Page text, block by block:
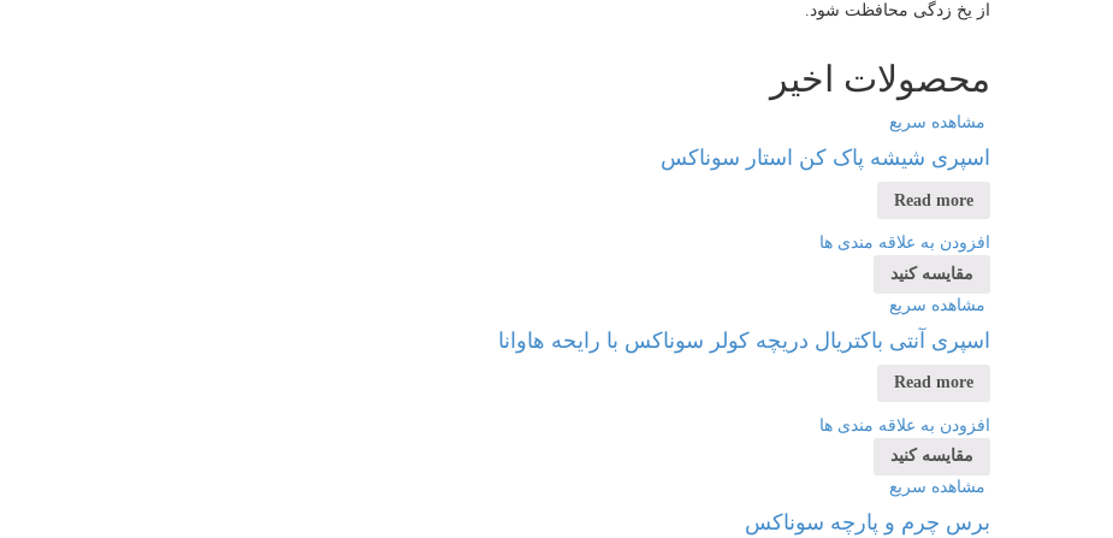
از یخ زدگی محافظت شود.
محصولات اخیر
مشاهده سریع
اسپری شیشه پاک کن استار سوناکس
Read more
افزودن به علاقه مندی ها
مقایسه کنید
مشاهده سریع
اسپری آنتی باکتریال دریچه کولر سوناکس با رایحه هاوانا
Read more
افزودن به علاقه مندی ها
مقایسه کنید
مشاهده سریع
برس چرم و پارچه سوناکس